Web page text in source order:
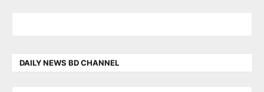
DAILY NEWS BD CHANNEL